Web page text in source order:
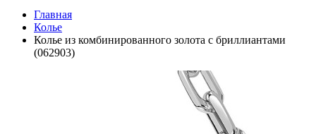
Главная
Колье
Колье из комбинированного золота с бриллиантами
(062903)